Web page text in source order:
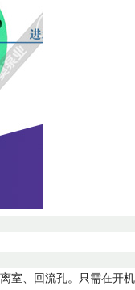
室、回流孔。只需在开